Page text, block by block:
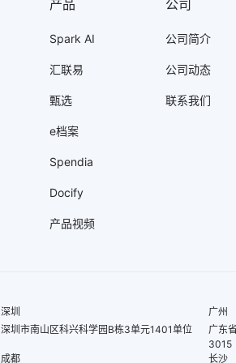
产品
Spark AI
汇联易
甄选
e档案
Spendia
Docify
产品视频
公司
公司简介
公司动态
联系我们
深圳
深圳市南山区科兴科学园B栋3单元1401单位
广州
广东
3015
成都 长沙